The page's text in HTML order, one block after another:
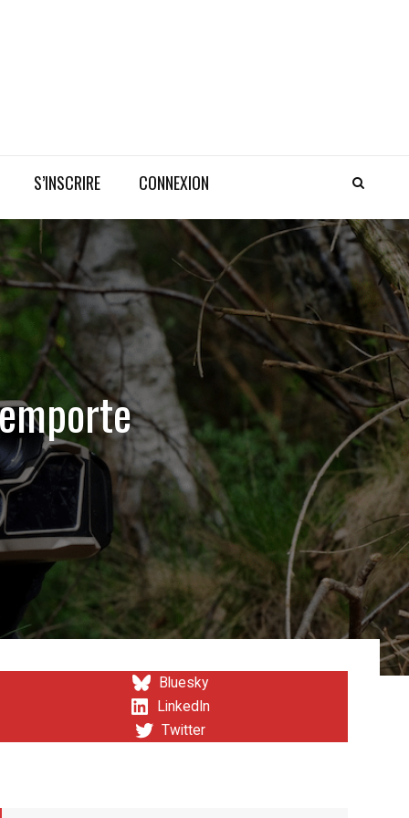
S’INSCRIRE CONNEXION
Bluesky
LinkedIn
Twitter